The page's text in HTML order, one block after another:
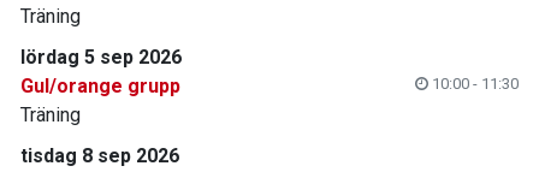
Träning
lördag 5 sep 2026
Gul/orange grupp
10:00 - 11:30
Träning
tisdag 8 sep 2026